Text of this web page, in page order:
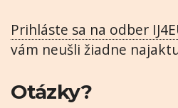
Prihláste sa na odber
vám neušli žiadne
Otázky?